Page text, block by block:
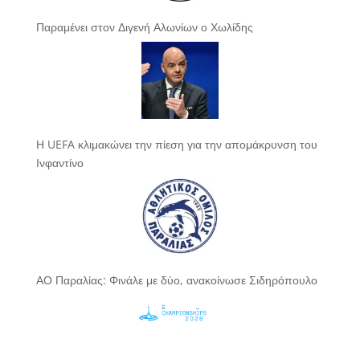
Παραμένει στον Διγενή Αλωνίων ο Χωλίδης
Η UEFA κλιμακώνει την πίεση για την απομάκρυνση του
Ινφαντίνο
ΑΟ Παραλίας: Φινάλε με δύο, ανακοίνωσε Σιδηρόπουλο